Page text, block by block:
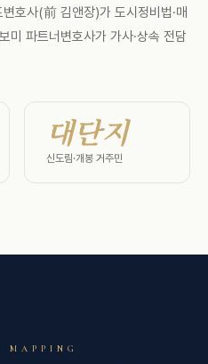
호사(前 김앤장)가 도시정비법·매
미 파트너변호사가 가사·상속 전담
대단지
신도림·개봉 거주민
MAPPING